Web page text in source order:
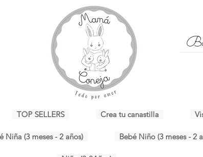
TOP SELLERS Crea tu canastilla
Niña (3 meses - 2 años) Bebé Niño (3 meses - 2